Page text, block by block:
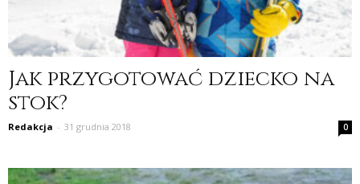
Jak przygotować dziecko na
stok?
Redakcja - 31 grudnia 2018 0